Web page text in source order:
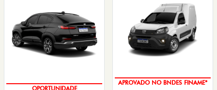
OPORTUNIDADE
APROVADO NO BNDES FINAME*